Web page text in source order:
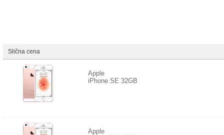
Slična cena
Apple
iPhone SE 32GB
Apple